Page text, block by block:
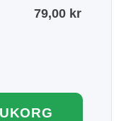
79,00 kr